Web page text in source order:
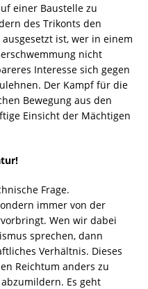
einer Baustelle zu
des Trikonts den
ist, wer in einem
nicht
Interesse sich gegen
Der Kampf für die
Bewegung aus den
Einsicht der Mächtigen
Frage.
immer von der
Wen wir dabei
sprechen, dann
Verhältnis. Dieses
Reichtum anders zu
Es geht